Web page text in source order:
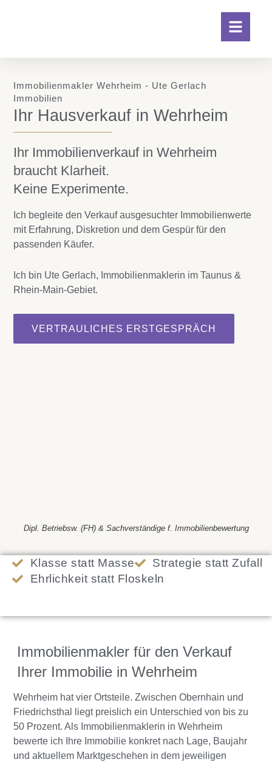
Immobilienmakler Wehrheim - Ute Gerlach
Immobilien
Ihr Hausverkauf in Wehrheim
Ihr Immobilienverkauf in Wehrheim
braucht Klarheit.
Keine Experimente.
Ich begleite den Verkauf ausgesuchter Immobilienwerte
mit Erfahrung, Diskretion und dem Gespür für den
passenden Käufer.
Ich bin Ute Gerlach, Immobilienmaklerin im Taunus &
Rhein-Main-Gebiet.
VERTRAULICHES ERSTGESPRÄCH
Dipl. Betriebsw. (FH) & Sachverständige f. Immobilienbewertung
Klasse statt Masse
Strategie statt Zufall
Ehrlichkeit statt Floskeln
Immobilienmakler für den Verkauf
Ihrer Immobilie in Wehrheim
Wehrheim hat vier Ortsteile. Zwischen Obernhain und
Friedrichsthal liegt preislich ein Unterschied von bis zu
50 Prozent. Als Immobilienmaklerin in Wehrheim
bewerte ich Ihre Immobilie konkret nach Lage, Baujahr
und aktuellem Marktgeschehen in dem jeweiligen